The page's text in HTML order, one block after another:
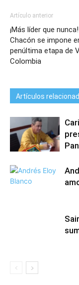
Artículo anterior
¡Más líder que
Chacón se impone
penúltima etapa de
Colombia
Artículos